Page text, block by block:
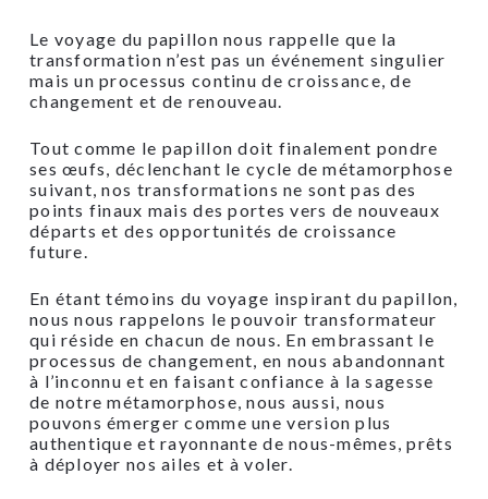
Le voyage du papillon nous rappelle que la
transformation n’est pas un événement singulier
mais un processus continu de croissance, de
changement et de renouveau.
Tout comme le papillon doit finalement pondre
ses œufs, déclenchant le cycle de métamorphose
suivant, nos transformations ne sont pas des
points finaux mais des portes vers de nouveaux
départs et des opportunités de croissance
future.
En étant témoins du voyage inspirant du papillon,
nous nous rappelons le pouvoir transformateur
qui réside en chacun de nous. En embrassant le
processus de changement, en nous abandonnant
à l’inconnu et en faisant confiance à la sagesse
de notre métamorphose, nous aussi, nous
pouvons émerger comme une version plus
authentique et rayonnante de nous-mêmes, prêts
à déployer nos ailes et à voler.